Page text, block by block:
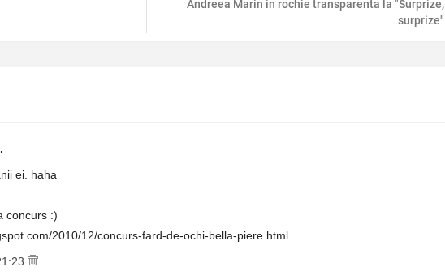
Andreea Marin in rochie transparenta la "Surprize,
surprize"
ei. haha
concurs :)
2010/12/concurs-fard-de-ochi-bella-piere.html